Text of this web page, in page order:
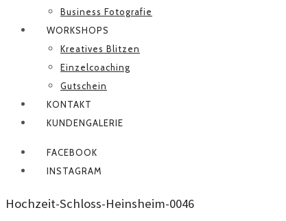
Business Fotografie
WORKSHOPS
Kreatives Blitzen
Einzelcoaching
Gutschein
KONTAKT
KUNDENGALERIE
FACEBOOK
INSTAGRAM
Hochzeit-Schloss-Heinsheim-0046